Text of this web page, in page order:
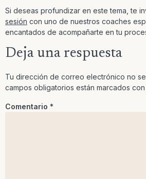
Si deseas profundizar en este tema, te
sesión con uno de nuestros coaches
encantados de acompañarte en tu
Deja una respuesta
Tu dirección de correo electrónico no
campos obligatorios están marcados con
Comentario *